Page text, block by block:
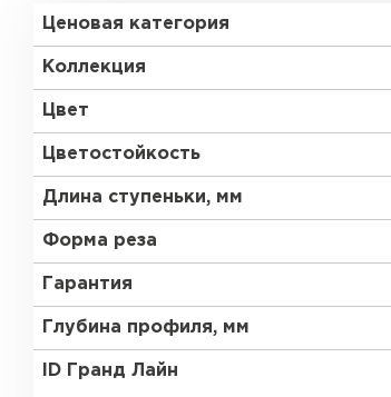
Ценовая категория
Коллекция
Цвет
Цветостойкость
Длина ступеньки, мм
Форма реза
Гарантия
Глубина профиля, мм
ID Гранд Лайн